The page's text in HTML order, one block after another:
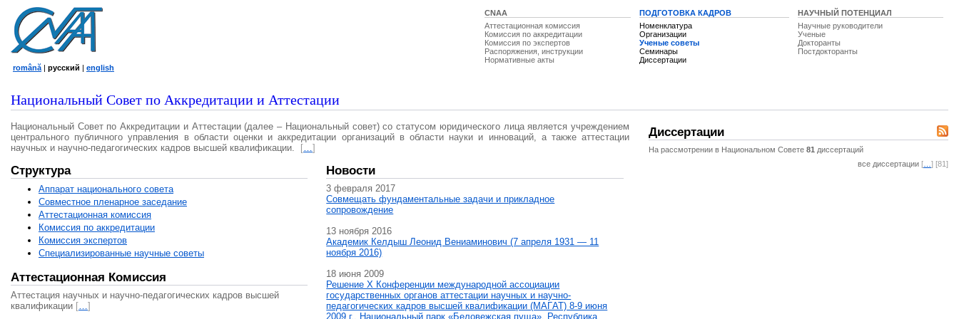
CNAA
Аттестационная комиссия
Комиссия по аккредитации
Комиссия по экспертов
Распоряжения, инструкции
Нормативные акты
ПОДГОТОВКА КАДРОВ
Номенклатура
Организации
Ученые советы
Семинары
Диссертации
НАУЧНЫЙ ПОТЕНЦИАЛ
Научные руководители
Ученые
Докторанты
Постдокторанты
română | русский | english
Национальный Совет по Аккредитации и Аттестации
Национальный Совет по Аккредитации и Аттестации (далее – Национальный совет) со статусом юридического лица является учреждением
центрального публичного управления в области оценки и аккредитации организаций в области науки и инноваций, а также аттестации
научных и научно-педагогических кадров высшей квалификации.
[…]
Структура
Аппарат национального совета
Совместное пленарное заседание
Аттестационная комисcия
Комиссия по аккредитации
Комиссия экспертов
Специализированные научные советы
Аттестационная Комиссия
Аттестация научных и научно-педагогических кадров высшей
квалификации […]
Новости
3 февраля 2017
Совмещать фундаментальные задачи и прикладное
сопровождение
13 ноября 2016
Академик Келдыш Леонид Вениаминович (7 апреля 1931 — 11
ноября 2016)
18 июня 2009
Решение X Конференции международной ассоциации
государственных органов аттестации научных и научно-
педагогических кадров высшей квалификации (МАГAT) 8-9 июня
2009 г., Национальный парк «Беловежская пуща», Республика
Диссертации
На рассмотрении в Национальном Совете 81 диссертаций
все диссертации [ ] [81]